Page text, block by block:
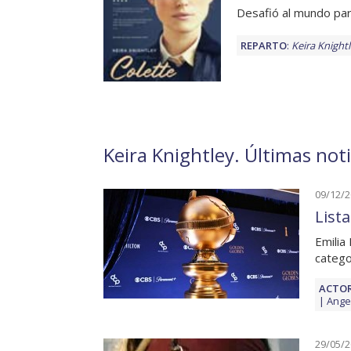
Desafió al mundo
REPARTO: Keira
Keira Knightley. Últimas
09/12/
29/05/